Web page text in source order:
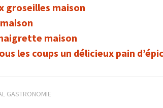
groseilles maison
maison
les coups un délicieux pain
GASTRONOMIE